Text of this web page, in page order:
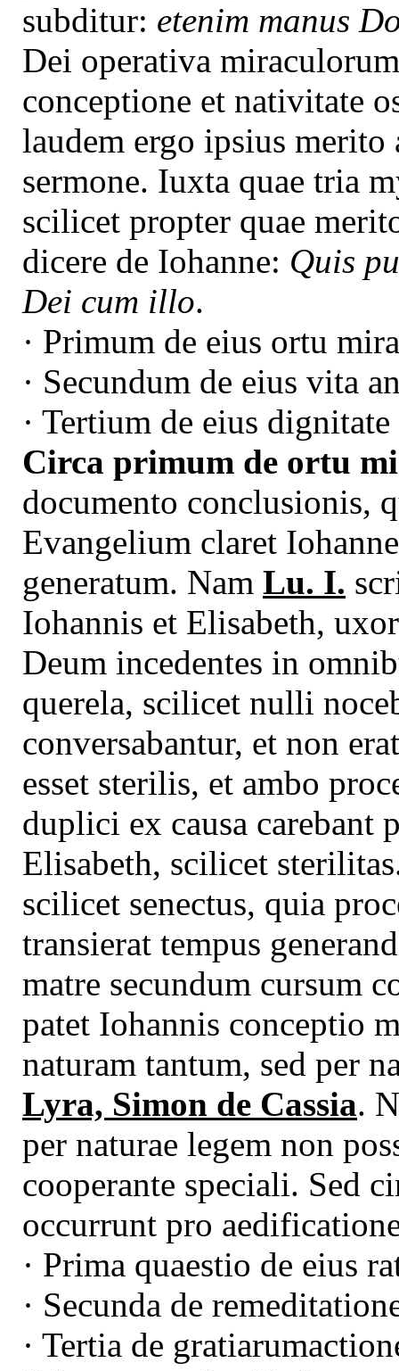
subditur: etenim manus
Dei operativa
conceptione et nativitate
laudem ergo ipsius
sermone. Iuxta quae tria
scilicet propter quae
dicere de Iohanne: Quis
Dei cum illo.
· Primum de eius ortu
· Secundum de eius vita
· Tertium de eius
Circa primum de ortu
documento conclusionis,
Evangelium claret
generatum. Nam Lu. I.
Iohannis et Elisabeth,
Deum incedentes in
querela, scilicet nulli
conversabantur, et non
esset sterilis, et ambo
duplici ex causa carebant
Elisabeth, scilicet
scilicet senectus, quia
transierat tempus
matre secundum cursum
patet Iohannis conceptio
naturam tantum, sed per
Lyra, Simon de Cassia.
per naturae legem non
cooperante speciali. Sed
occurrunt pro
· Prima quaestio de eius
· Secunda de
· Tertia de